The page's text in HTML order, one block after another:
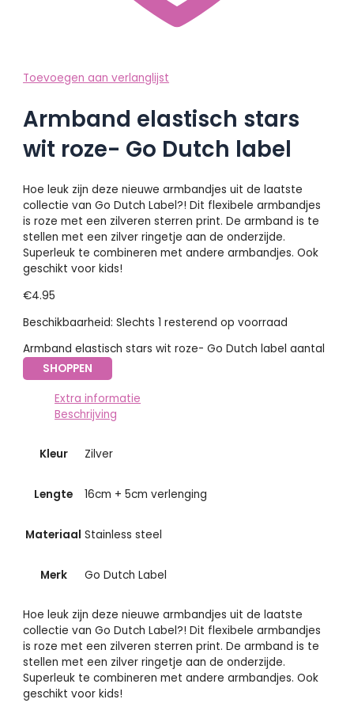
Toevoegen aan verlanglijst
Armband elastisch stars
wit roze- Go Dutch label
Hoe leuk zijn deze nieuwe armbandjes uit de laatste
collectie van Go Dutch Label?! Dit flexibele armbandjes
is roze met een zilveren sterren print. De armband is te
stellen met een zilver ringetje aan de onderzijde.
Superleuk te combineren met andere armbandjes. Ook
geschikt voor kids!
€4.95
Beschikbaarheid: Slechts 1 resterend op voorraad
Armband elastisch stars wit roze- Go Dutch label aantal
SHOPPEN
Extra informatie
Beschrijving
Kleur Zilver
Lengte 16cm + 5cm verlenging
Materiaal Stainless steel
Merk Go Dutch Label
Hoe leuk zijn deze nieuwe armbandjes uit de laatste
collectie van Go Dutch Label?! Dit flexibele armbandjes
is roze met een zilveren sterren print. De armband is te
stellen met een zilver ringetje aan de onderzijde.
Superleuk te combineren met andere armbandjes. Ook
geschikt voor kids!